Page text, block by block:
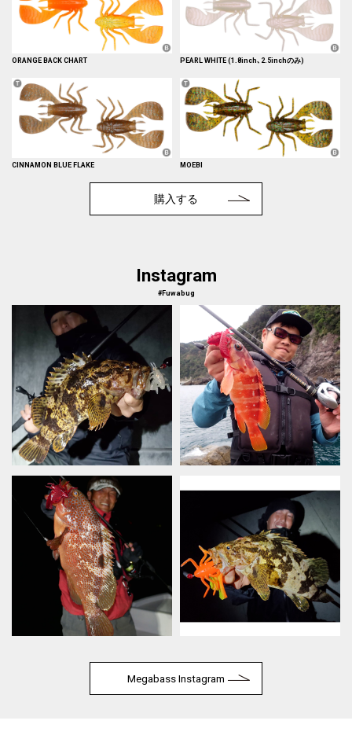
ORANGE BACK CHART PEARL WHITE (1.8inch､2.5inchのみ)
CINNAMON BLUE FLAKE MOEBI
購入する
Instagram
#Fuwabug
Megabass Instagram